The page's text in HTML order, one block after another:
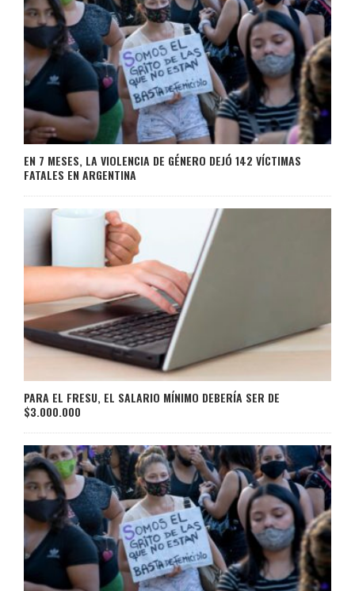
EN 7 MESES, LA VIOLENCIA DE GÉNERO DEJÓ 142 VÍCTIMAS
FATALES EN ARGENTINA
PARA EL FRESU, EL SALARIO MÍNIMO DEBERÍA SER DE
$3.000.000